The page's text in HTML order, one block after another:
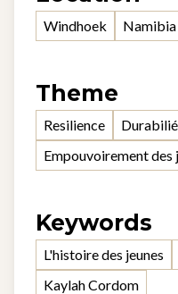
Windhoek Namibia
Theme
Resilience
Durabilié
Empouvoirement des
Keywords
L'histoire des jeunes
Kaylah Cordom